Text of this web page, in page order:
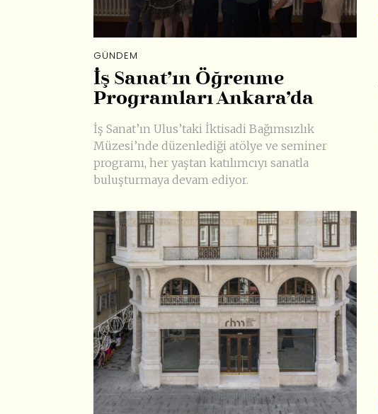
GÜNDEM
İş Sanat’ın Öğrenme
Programları Ankara’da
İş Sanat’ın Ulus’taki İktisadi Bağımsızlık
Müzesi’nde düzenlediği atölye ve seminer
programı, her yaştan katılımcıyı sanatla
buluşturmaya devam ediyor.